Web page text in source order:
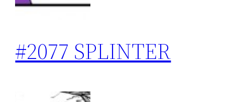
#2077 SPLINTER